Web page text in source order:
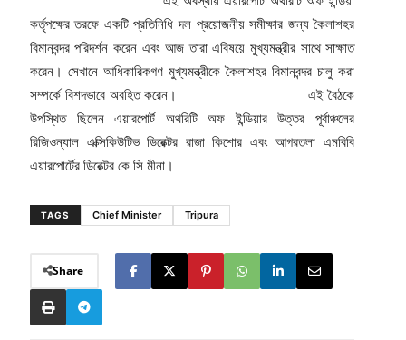
কর্তৃপক্ষের তরফে একটি প্রতিনিধি দল প্রয়োজনীয় সমীক্ষার জন্য কৈলাশহর
বিমানবন্দর পরিদর্শন করেন এবং আজ তারা এবিষয়ে মুখ্যমন্ত্রীর সাথে সাক্ষাত
করেন। সেখানে আধিকারিকগণ মুখ্যমন্ত্রীকে কৈলাশহর বিমানবন্দর চালু করা
সম্পর্কে বিশদভাবে অবহিত করেন। এই বৈঠকে
উপস্থিত ছিলেন এয়ারপোর্ট অথরিটি অফ ইন্ডিয়ার উত্তর পূর্বাঞ্চলের
রিজিওন্যাল এক্সিকিউটিভ ডিরেক্টর রাজা কিশোর এবং আগরতলা এমবিবি
এয়ারপোর্টের ডিরেক্টর কে সি মীনা।
TAGS Chief Minister Tripura
Share